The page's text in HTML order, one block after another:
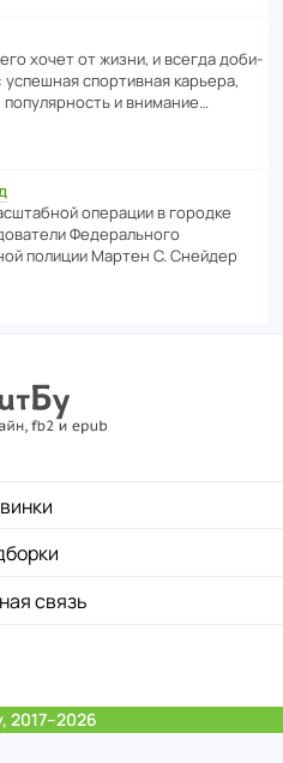
хочет от жизни, и всегда доби­
спор­ти­вная карьера,
и внимание…
операции в городке
Феде­раль­ного
полиции Мартен С. Снейдер
связь
2017–2026